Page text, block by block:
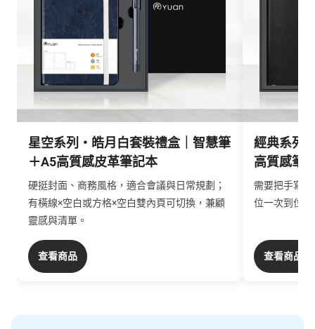
星空系列・皓月白套裝禮盒｜智慧筆
＋A5高質感皮革筆記本
硬挺封面、商務風格，適合會議與日常規劃；
有橫線×空白或方格×空白雙內頁可切換，兼顧
靈感與清單。
查看商品
經典系列
高質感筆
需要把手寫
位一次到位
查看商品